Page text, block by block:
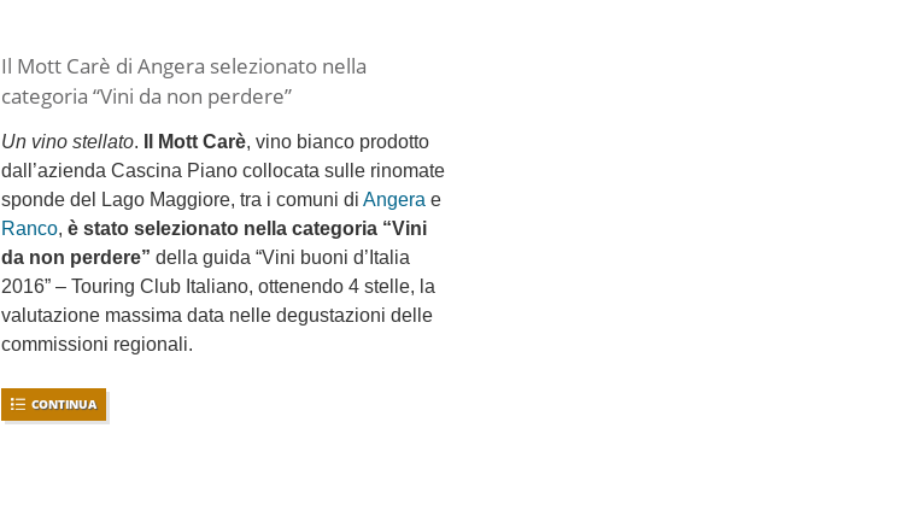
Il Mott Carè di Angera selezionato nella
categoria “Vini da non perdere”
Un vino stellato. Il Mott Carè, vino bianco prodotto
dall’azienda Cascina Piano collocata sulle rinomate
sponde del Lago Maggiore, tra i comuni di Angera e
Ranco, è stato selezionato nella categoria “Vini
da non perdere” della guida “Vini buoni d’Italia
2016” – Touring Club Italiano, ottenendo 4 stelle, la
valutazione massima data nelle degustazioni delle
commissioni regionali.
CONTINUA